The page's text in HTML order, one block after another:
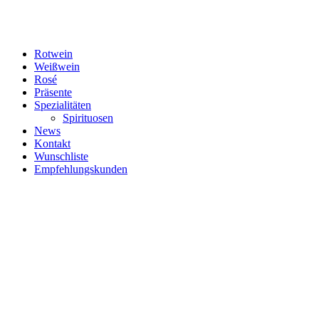
Rotwein
Weißwein
Rosé
Präsente
Spezialitäten
Spirituosen
News
Kontakt
Wunschliste
Empfehlungskunden